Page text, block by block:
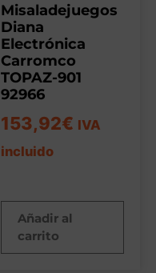
Misaladejuegos
Diana
Electrónica
Carromco
TOPAZ-901
92966
153,92€ IVA
incluido
Añadir al
carrito